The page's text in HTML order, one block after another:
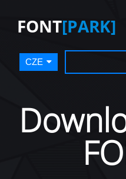
FONT[PARK]
CZE